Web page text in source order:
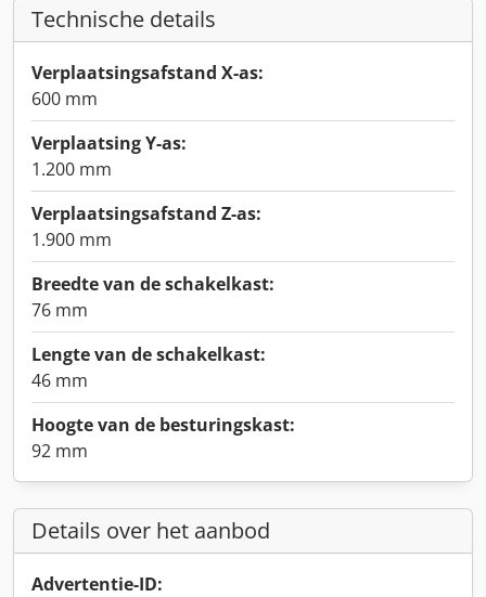
Technische details
Verplaatsingsafstand X-as:
600 mm
Verplaatsing Y-as:
1.200 mm
Verplaatsingsafstand Z-as:
1.900 mm
Breedte van de schakelkast:
76 mm
Lengte van de schakelkast:
46 mm
Hoogte van de besturingskast:
92 mm
Details over het aanbod
Advertentie-ID: